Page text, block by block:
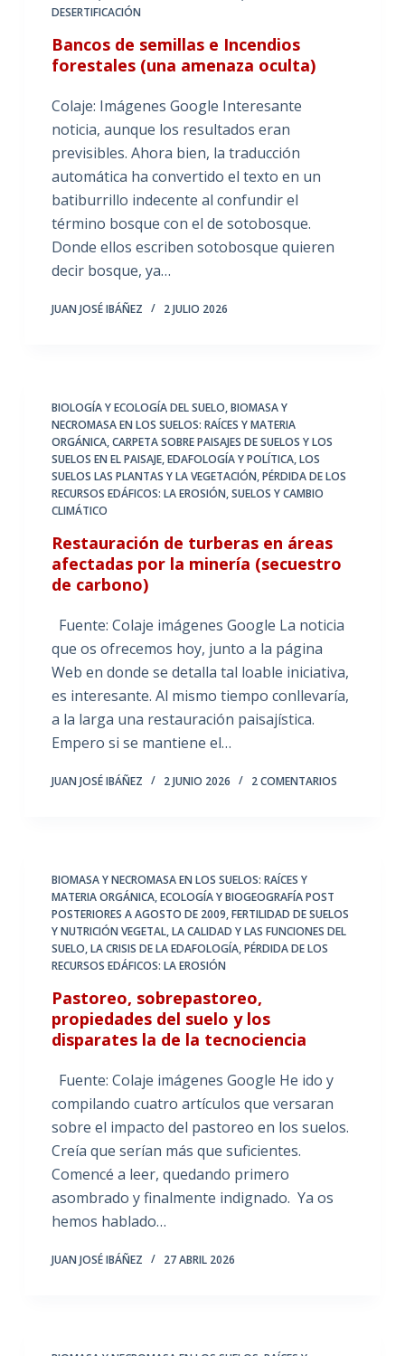
DESERTIFICACIÓN
Bancos de semillas e Incendios
forestales (una amenaza oculta)
Colaje: Imágenes Google Interesante
noticia, aunque los resultados eran
previsibles. Ahora bien, la traducción
automática ha convertido el texto en un
batiburrillo indecente al confundir el
término bosque con el de sotobosque.
Donde ellos escriben sotobosque quieren
decir bosque, ya…
JUAN JOSÉ IBÁÑEZ 2 JULIO 2026
BIOLOGÍA Y ECOLOGÍA DEL SUELO,BIOMASA Y
NECROMASA EN LOS SUELOS: RAÍCES Y MATERIA
ORGÁNICA,CARPETA SOBRE PAISAJES DE SUELOS Y LOS
SUELOS EN EL PAISAJE,EDAFOLOGÍA Y POLÍTICA,LOS
SUELOS LAS PLANTAS Y LA VEGETACIÓN,PÉRDIDA DE LOS
RECURSOS EDÁFICOS: LA EROSIÓN,SUELOS Y CAMBIO
CLIMÁTICO
Restauración de turberas en áreas
afectadas por la minería (secuestro
de carbono)
Fuente: Colaje imágenes Google La noticia
que os ofrecemos hoy, junto a la página
Web en donde se detalla tal loable iniciativa,
es interesante. Al mismo tiempo conllevaría,
a la larga una restauración paisajística.
Empero si se mantiene el…
JUAN JOSÉ IBÁÑEZ 2 JUNIO 2026 2 COMENTARIOS
BIOMASA Y NECROMASA EN LOS SUELOS: RAÍCES Y
MATERIA ORGÁNICA,ECOLOGÍA Y BIOGEOGRAFÍA POST
POSTERIORES A AGOSTO DE 2009,FERTILIDAD DE SUELOS
Y NUTRICIÓN VEGETAL,LA CALIDAD Y LAS FUNCIONES DEL
SUELO,LA CRISIS DE LA EDAFOLOGÍA,PÉRDIDA DE LOS
RECURSOS EDÁFICOS: LA EROSIÓN
Pastoreo, sobrepastoreo,
propiedades del suelo y los
disparates la de la tecnociencia
Fuente: Colaje imágenes Google He ido y
compilando cuatro artículos que versaran
sobre el impacto del pastoreo en los suelos.
Creía que serían más que suficientes.
Comencé a leer, quedando primero
asombrado y finalmente indignado. Ya os
hemos hablado…
JUAN JOSÉ IBÁÑEZ 27 ABRIL 2026